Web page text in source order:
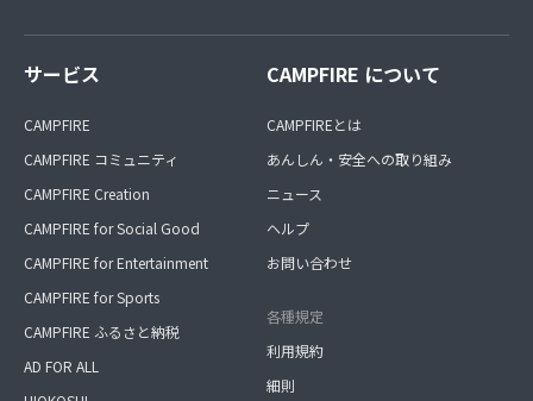
サービス
CAMPFIRE
CAMPFIRE コミュニティ
CAMPFIRE Creation
CAMPFIRE for Social Good
CAMPFIRE for Entertainment
CAMPFIRE for Sports
CAMPFIRE ふるさと納税
AD FOR ALL
CAMPFIRE について
CAMPFIREとは
あんしん・安全への取り組み
ニュース
ヘルプ
お問い合わせ
各種規定
利用規約
細則